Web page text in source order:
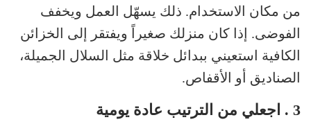
من مكان الاستخدام. ذلك يسهّل العمل ويخفف
الفوضى. إذا كان منزلك صغيراً ويفتقر إلى الخزائن
الكافية استعيني ببدائل خلاقة مثل السلال الجميلة،
الصناديق أو الأقفاص.
3 . اجعلي من الترتيب عادة يومية